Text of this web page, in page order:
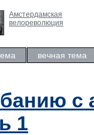
Амстердамская
велореволюция
вечная тема
с
1